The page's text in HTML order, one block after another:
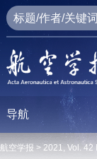
导航
航空学报 > 2021, Vol. 42